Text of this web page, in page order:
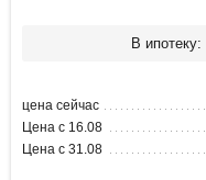
В ипотеку:
цена сейчас
Цена с 16.08
Цена с 31.08